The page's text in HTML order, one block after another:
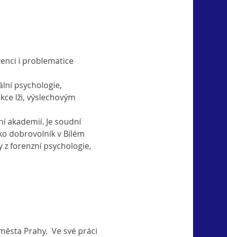
i problematice
psychologie,
lži, výslechovým
akademií. Je soudní
dobrovolník v Bílém
forenzní psychologie,
Prahy.  Ve své práci